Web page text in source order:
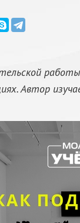
Автор